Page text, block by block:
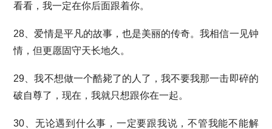
看看，我一定在你后面跟着你。
28、爱情是平凡的故事，也是美丽的传奇。我相信一见钟
情，但更愿固守天长地久。
29、我不想做一个酷毙了的人了，我不要我那一击即碎的
破自尊了，现在，我就只想跟你在一起。
30、无论遇到什么事，一定要跟我说，不管我能不能解